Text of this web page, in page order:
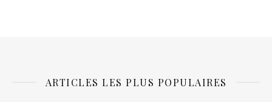
ARTICLES LES PLUS POPULAIRES